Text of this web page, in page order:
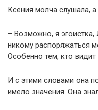
Ксения молча слушала,
– Возможно, я
никому распоряжаться
Особенно тем, кто
И с этими словами она
имело значения. Она